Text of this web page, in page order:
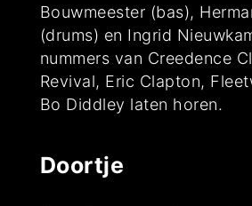
Bouwmeester (bas),
(drums) en Ingrid
nummers van Creedence
Revival, Eric Clapton,
Bo Diddley laten horen.
Doortje